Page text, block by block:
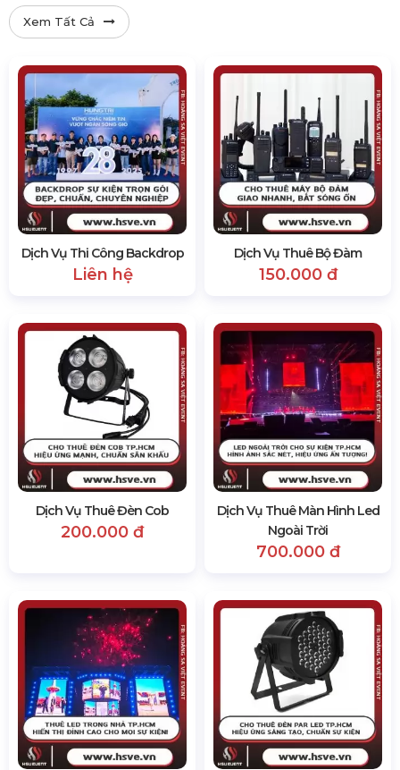
Xem Tất Cả
Dịch Vụ Thi Công Backdrop
Liên hệ
Dịch Vụ Thuê Bộ Đàm
150.000 đ
Dịch Vụ Thuê Đèn Cob
200.000 đ
Dịch Vụ Thuê Màn Hình Led
Ngoài Trời
700.000 đ